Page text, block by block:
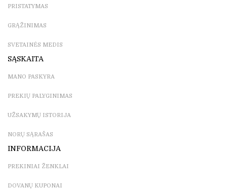
PRISTATYMAS
GRĄŽINIMAS
SVETAINĖS MEDIS
SĄSKAITA
MANO PASKYRA
PREKIŲ PALYGINIMAS
UŽSAKYMŲ ISTORIJA
NORŲ SĄRAŠAS
INFORMACIJA
PREKINIAI ŽENKLAI
DOVANŲ KUPONAI